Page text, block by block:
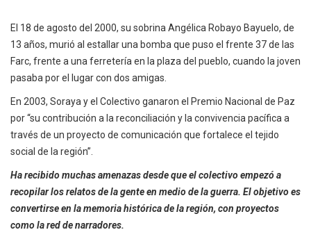
El 18 de agosto del 2000, su sobrina Angélica Robayo Bayuelo, de
13 años, murió al estallar una bomba que puso el frente 37 de las
Farc, frente a una ferretería en la plaza del pueblo, cuando la joven
pasaba por el lugar con dos amigas.
En 2003, Soraya y el Colectivo ganaron el Premio Nacional de Paz
por “su contribución a la reconciliación y la convivencia pacífica a
través de un proyecto de comunicación que fortalece el tejido
social de la región”.
Ha recibido muchas amenazas desde que el colectivo empezó a
recopilar los relatos de la gente en medio de la guerra. El objetivo es
convertirse en la memoria histórica de la región, con proyectos
como la red de narradores.